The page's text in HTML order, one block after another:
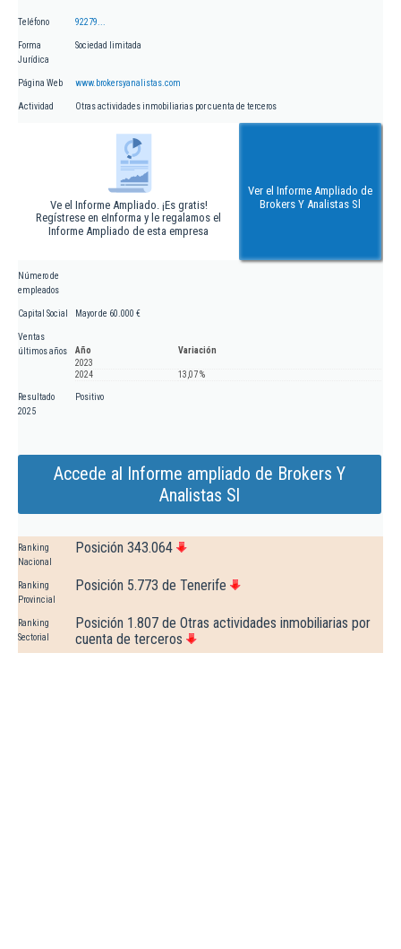
Teléfono 92279...
Forma
Jurídica
Sociedad limitada
Página Web www.brokersyanalistas.com
Actividad Otras actividades inmobiliarias por cuenta de terceros
Ve el Informe Ampliado. ¡Es gratis!
Regístrese en eInforma y le regalamos el
Informe Ampliado de esta empresa
Ver el Informe Ampliado de
Brokers Y Analistas Sl
Número de
empleados
Capital Social Mayor de 60.000 €
Ventas
últimos años
Año
Variación
2023
2024
13,07 %
Resultado
2025
Positivo
Accede al Informe ampliado de Brokers Y
Analistas Sl
Ranking
Nacional
Posición 343.064
Ranking
Provincial
Posición 5.773 de Tenerife
Ranking
Sectorial
Posición 1.807 de Otras actividades inmobiliarias por
cuenta de terceros